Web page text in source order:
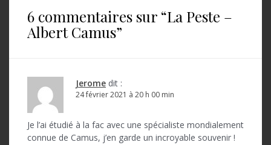
6 commentaires sur “La Peste –
Albert Camus”
Jerome dit :
24 février 2021 à 20 h 00 min
Je l’ai étudié à la fac avec une spécialiste mondialement
connue de Camus, j’en garde un incroyable souvenir !